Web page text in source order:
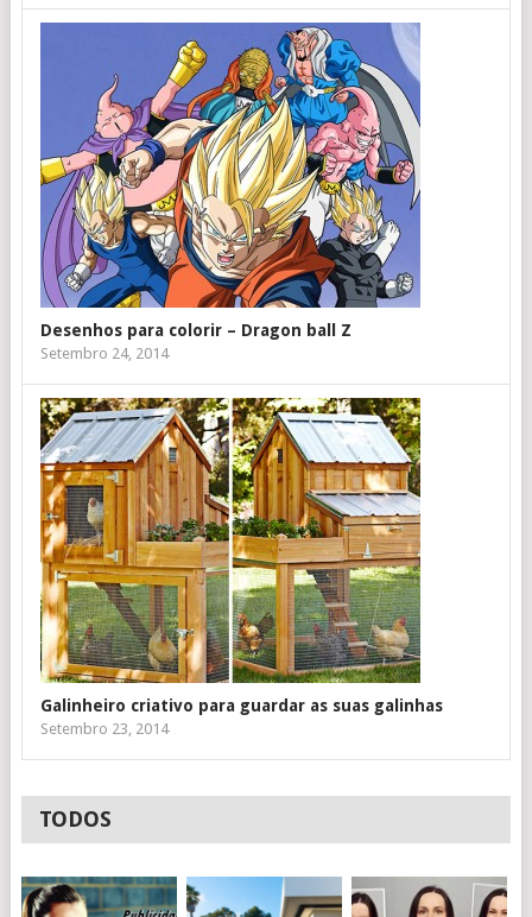
Desenhos para colorir – Dragon ball Z
Setembro 24, 2014
Galinheiro criativo para guardar as suas galinhas
Setembro 23, 2014
TODOS